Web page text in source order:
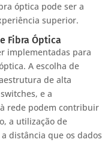
óptica pode ser a
superior.
Fibra Óptica
implementadas para
A escolha de
de alta
e a
rede podem contribuir
a utilização de
distância que os dados